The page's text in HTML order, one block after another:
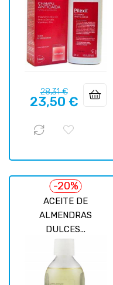
Precio
regular
28,31 €Precio
23,50 €
ACEITE DE
ALMENDRAS
DULCES...
-20%